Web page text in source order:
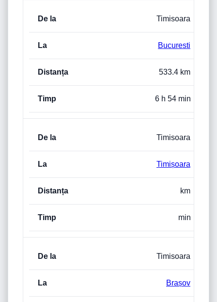
Timisoara
Bucuresti
533.4 km
6 h 54 min
Timisoara
Timișoara
km
min
Timisoara
Brașov